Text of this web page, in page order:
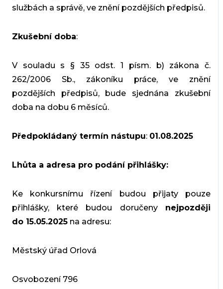
službách a správě, ve znění pozdějších předpisů.
Zkušební doba:
V souladu s § 35 odst. 1 písm. b) zákona č.
262/2006 Sb., zákoníku práce, ve znění
pozdějších předpisů, bude sjednána zkušební
doba na dobu 6 měsíců.
Předpokládaný termín nástupu: 01.08.2025
Lhůta a adresa pro podání přihlášky:
Ke konkursnímu řízení budou přijaty pouze
přihlášky, které budou doručeny nejpozději
do 15.05.2025na adresu:
Městský úřad Orlová
Osvobození 796